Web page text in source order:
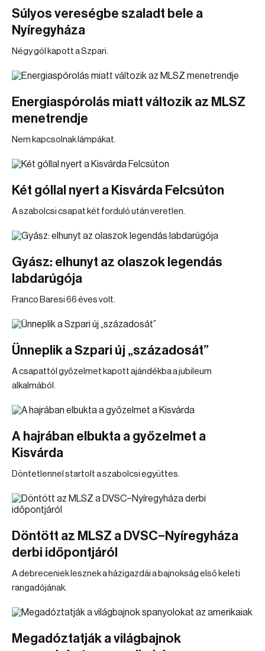
Súlyos vereségbe szaladt bele a
Nyíregyháza
Négy gól kapott a Szpari.
Energiaspórolás miatt változik az MLSZ
menetrendje
Nem kapcsolnak lámpákat.
Két góllal nyert a Kisvárda Felcsúton
A szabolcsi csapat két forduló után veretlen.
Gyász: elhunyt az olaszok legendás
labdarúgója
Franco Baresi 66 éves volt.
Ünneplik a Szpari új „századosát”
A csapattól győzelmet kapott ajándékba a jubileum
alkalmából.
A hajrában elbukta a győzelmet a
Kisvárda
Döntetlennel startolt a szabolcsi együttes.
Döntött az MLSZ a DVSC–Nyíregyháza
derbi időpontjáról
A debreceniek lesznek a házigazdái a bajnokság első keleti
rangadójának.
Megadóztatják a világbajnok